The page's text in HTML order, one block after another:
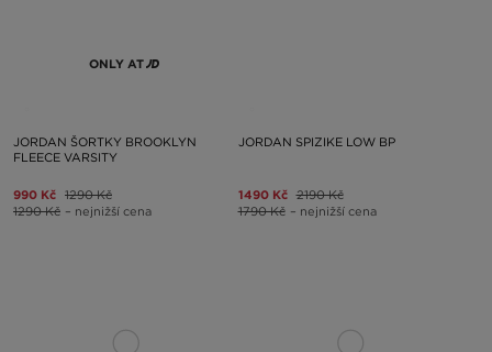
ONLY AT
JORDAN ŠORTKY BROOKLYN
FLEECE VARSITY
990 Kč 1290 Kč
1290 Kč – nejnižší cena
JORDAN SPIZIKE LOW BP
1490 Kč 2190 Kč
1790 Kč – nejnižší cena